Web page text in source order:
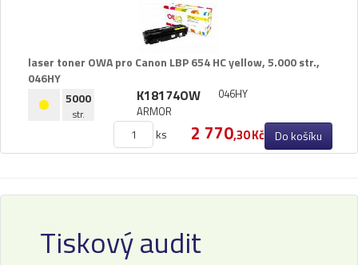
laser toner OWA pro Canon LBP 654 HC yellow,​ 5.​000 str.​,​
046HY
5000
str.
K18174OW
ARMOR
046HY
ks 2 770,30 Kč Do košíku
Tiskový audit